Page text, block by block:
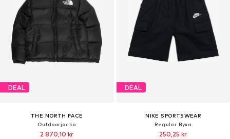
DEAL
THE NORTH FACE
Outdoorjacka
2 870,10 kr
DEAL
NIKE SPORTSWEAR
Regular Byxa
250,25 kr